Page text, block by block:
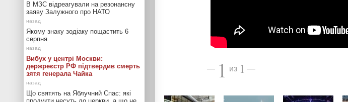
— 1 из 1 —
В МЗС відреагували на резонансну
заяву Залужного про НАТО
Якому знаку зодіаку пощастить 6
серпня
Вибух у центрі Москви:
держреєстр РФ підтвердив смерть
зятя генерала Чайка
Що святять на Яблучний Спас: які